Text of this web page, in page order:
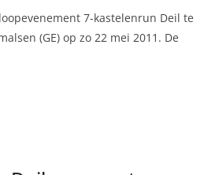
7-kastelenrun Deil te
(GE) op zo 22 mei 2011. De